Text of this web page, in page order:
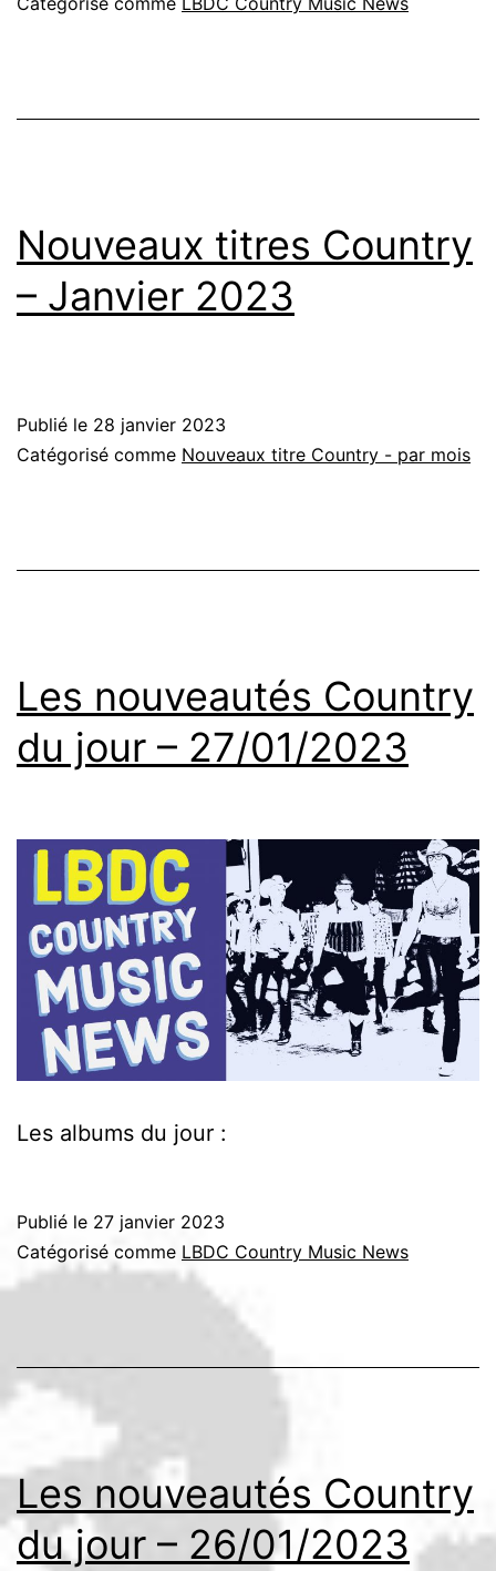
Nouveaux titres Country
– Janvier 2023
Publié le 28 janvier 2023
Catégorisé comme Nouveaux titre Country - par mois
Les nouveautés Country
du jour – 27/01/2023
Les albums du jour :
Publié le 27 janvier 2023
Catégorisé comme LBDC Country Music News
Les nouveautés Country
du jour – 26/01/2023